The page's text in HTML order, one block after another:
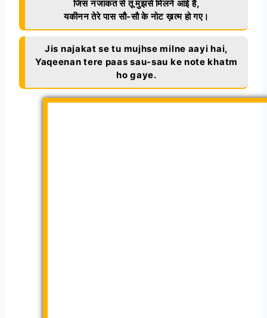
जिस नजाकत से तू मुझसे मिलने आई है,
यकीनन तेरे पास सौ-सौ के नोट ख़त्म हो गए।
Jis najakat se tu mujhse milne aayi hai,
Yaqeenan tere paas sau-sau ke note khatm
ho gaye.